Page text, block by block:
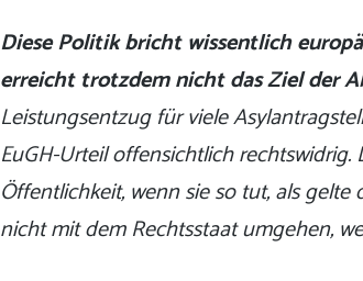
Diese Politik bricht wissentlich
erreicht trotzdem nicht das Ziel der
Leistungsentzug für viele
EuGH-Urteil offensichtlich
Öffentlichkeit, wenn sie so tut, als
nicht mit dem Rechtsstaat umgehen,